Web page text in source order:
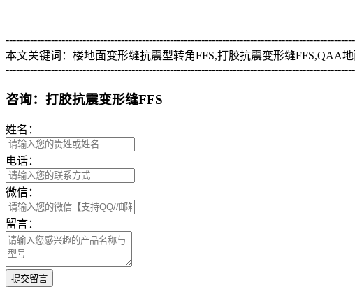
本文关键词：楼地面变形缝抗震型转角FFS,打胶抗震变形缝FFS,QAA
咨询：打胶抗震变形缝FFS
姓名：
电话：
微信：
留言：